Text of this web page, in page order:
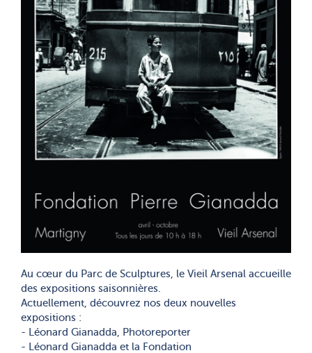
Au cœur du Parc de Sculptures, le Vieil Arsenal accueille
des expositions saisonnières.
Actuellement, découvrez nos deux nouvelles
expositions :
- Léonard Gianadda, Photoreporter
- Léonard Gianadda et la Fondation